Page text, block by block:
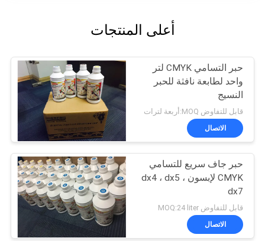
أعلى المنتجات
حبر التسامي CMYK لتر
واحد لطابعة نافثة للحبر
النسيج
قابل للتفاوض MOQ:أربعة لترات
الاتصال
حبر جاف سريع للتسامي
CMYK لإبسون dx4 ، dx5 ،
dx7
قابل للتفاوض MOQ:24 liter
الاتصال